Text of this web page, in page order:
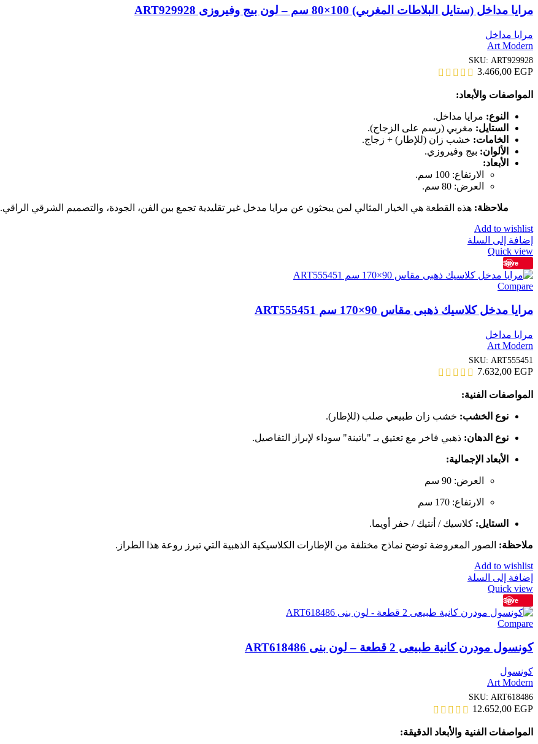
مرايا مداخل (ستايل البلاطات المغربي) 100×80 سم – لون بيج وفيروزى ART929928
مرايا مداخل
Art Modern
SKU: ART929928
3.466,00 EGP
المواصفات والأبعاد:
النوع: مرايا مداخل.
الستايل: مغربي (رسم على الزجاج).
الخامات: خشب زان (للإطار) + زجاج.
الألوان: بيج وفيروزي.
الأبعاد:
الارتفاع: 100 سم.
العرض: 80 سم.
ملاحظة: هذه القطعة هي الخيار المثالي لمن يبحثون عن مرايا مدخل غير تقليدية تجمع بين الفن، الجودة، والتصميم الشرقي الراقي.
Add to wishlist
إضافة إلى السلة
Quick view
Save
Compare
مرايا مدخل كلاسيك ذهبى مقاس 90×170 سم ART555451
مرايا مداخل
Art Modern
SKU: ART555451
7.632,00 EGP
المواصفات الفنية:
نوع الخشب: خشب زان طبيعي صلب (للإطار).
نوع الدهان: ذهبي فاخر مع تعتيق بـ "باتينة" سوداء لإبراز التفاصيل.
الأبعاد الإجمالية:
العرض: 90 سم
الارتفاع: 170 سم
الستايل: كلاسيك / أنتيك / حفر أويما.
ملاحظة: الصور المعروضة توضح نماذج مختلفة من الإطارات الكلاسيكية الذهبية التي تبرز روعة هذا الطراز.
Add to wishlist
إضافة إلى السلة
Quick view
Save
Compare
كونسول مودرن كانية طبيعى 2 قطعة – لون بنى ART618486
كونسول
Art Modern
SKU: ART618486
12.652,00 EGP
المواصفات الفنية والأبعاد الدقيقة: